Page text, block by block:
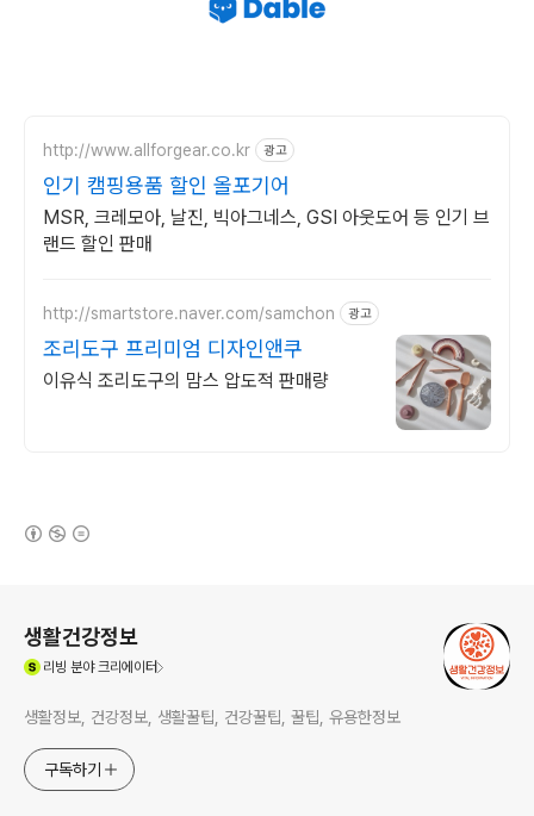
http://www.allforgear.co.kr 광고
인기 캠핑용품 할인 올포기어
MSR, 크레모아, 날진, 빅아그네스, GSI 아웃도어 등 인기 브
랜드 할인 판매
http://smartstore.naver.com/samchon 광고
조리도구 프리미엄 디자인앤쿠
이유식 조리도구의 맘스 압도적 판매량
생활건강정보
리빙 분야 크리에이터
생활정보, 건강정보, 생활꿀팁, 건강꿀팁, 꿀팁, 유용한정보
구독하기